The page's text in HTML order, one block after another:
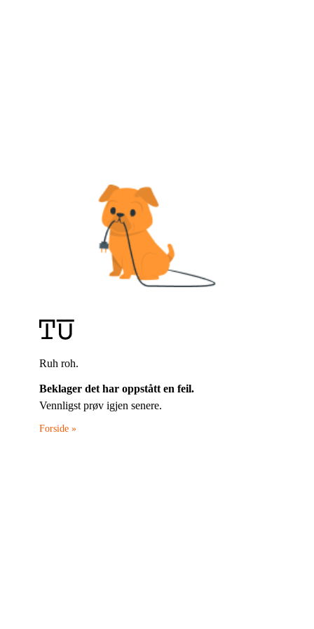
Ruh roh.
Beklager det har oppstått en feil.
Vennligst prøv igjen senere.
Forside »